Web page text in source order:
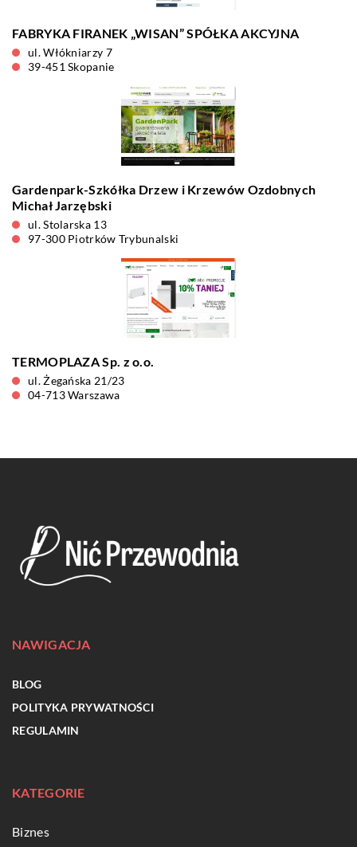
FABRYKA FIRANEK „WISAN” SPÓŁKA AKCYJNA
ul. Włókniarzy 7
39-451 Skopanie
Gardenpark-Szkółka Drzew i Krzewów Ozdobnych
Michał Jarzębski
ul. Stolarska 13
97-300 Piotrków Trybunalski
TERMOPLAZA Sp. z o.o.
ul. Żegańska 21/23
04-713 Warszawa
NAWIGACJA
BLOG
POLITYKA PRYWATNOŚCI
REGULAMIN
KATEGORIE
Biznes